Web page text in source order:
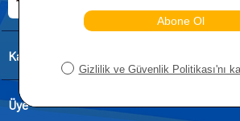
Kategoriler
Üye